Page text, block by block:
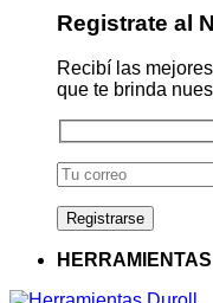
Registrate al
Recibí las
que te brinda